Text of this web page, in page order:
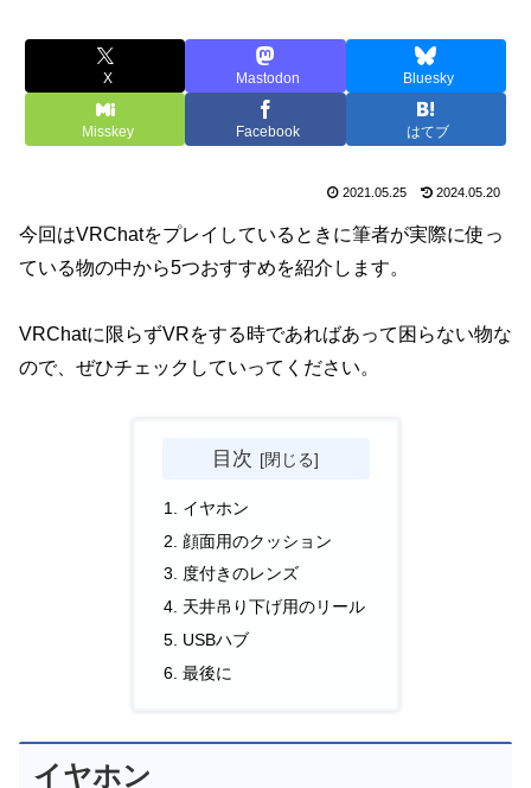
X Mastodon Bluesky
Misskey Facebook はてブ
2021.05.25 2024.05.20
今回はVRChatをプレイしているときに筆者が実際に使っ
ている物の中から5つおすすめを紹介します。
VRChatに限らずVRをする時であればあって困らない物な
ので、ぜひチェックしていってください。
目次
イヤホン
顔面用のクッション
度付きのレンズ
天井吊り下げ用のリール
USBハブ
最後に
イヤホン